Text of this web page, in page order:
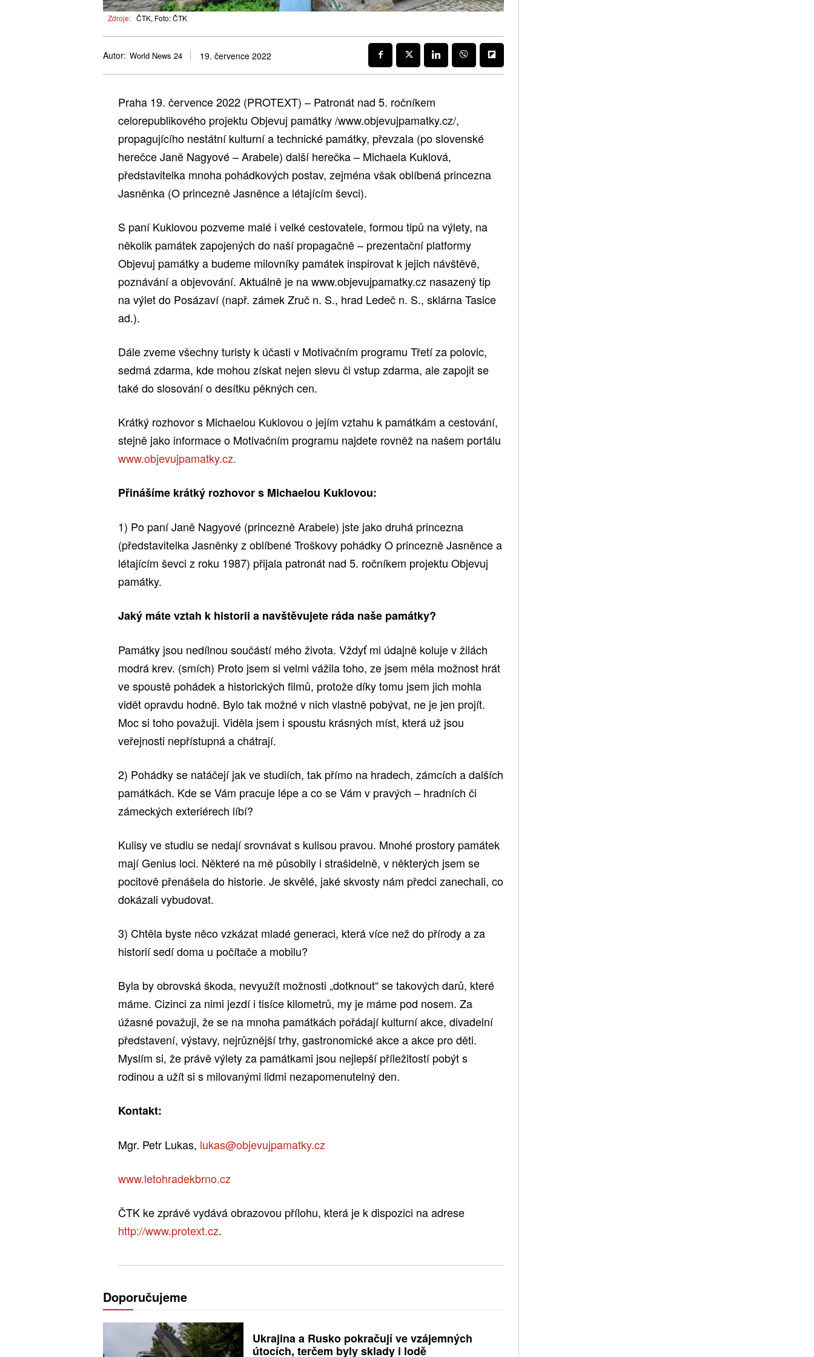
Zdroje: ČTK, Foto: ČTK
Autor: World News 24 19. července 2022
Praha 19. července 2022 (PROTEXT) – Patronát nad 5. ročníkem
celorepublikového projektu Objevuj památky /www.objevujpamatky.cz/,
propagujícího nestátní kulturní a technické památky, převzala (po slovenské
herečce Janě Nagyové – Arabele) další herečka – Michaela Kuklová,
představitelka mnoha pohádkových postav, zejména však oblíbená princezna
Jasněnka (O princezně Jasněnce a létajícím ševci).
S paní Kuklovou pozveme malé i velké cestovatele, formou tipů na výlety, na
několik památek zapojených do naší propagačně – prezentační platformy
Objevuj památky a budeme milovníky památek inspirovat k jejich návštěvě,
poznávání a objevování. Aktuálně je na www.objevujpamatky.cz nasazený tip
na výlet do Posázaví (např. zámek Zruč n. S., hrad Ledeč n. S., sklárna Tasice
ad.).
Dále zveme všechny turisty k účasti v Motivačním programu Třetí za polovic,
sedmá zdarma, kde mohou získat nejen slevu či vstup zdarma, ale zapojit se
také do slosování o desítku pěkných cen.
Krátký rozhovor s Michaelou Kuklovou o jejím vztahu k památkám a cestování,
stejně jako informace o Motivačním programu najdete rovněž na našem portálu
www.objevujpamatky.cz.
Přinášíme krátký rozhovor s Michaelou Kuklovou:
1) Po paní Janě Nagyové (princezně Arabele) jste jako druhá princezna
(představitelka Jasněnky z oblíbené Troškovy pohádky O princezně Jasněnce a
létajícím ševci z roku 1987) přijala patronát nad 5. ročníkem projektu Objevuj
památky.
Jaký máte vztah k historii a navštěvujete ráda naše památky?
Památky jsou nedílnou součástí mého života. Vždyť mi údajně koluje v žilách
modrá krev. (smích) Proto jsem si velmi vážila toho, ze jsem měla možnost hrát
ve spoustě pohádek a historických filmů, protože díky tomu jsem jich mohla
vidět opravdu hodně. Bylo tak možné v nich vlastně pobývat, ne je jen projít.
Moc si toho považuji. Viděla jsem i spoustu krásných míst, která už jsou
veřejnosti nepřístupná a chátrají.
2) Pohádky se natáčejí jak ve studiích, tak přímo na hradech, zámcích a dalších
památkách. Kde se Vám pracuje lépe a co se Vám v pravých – hradních či
zámeckých exteriérech líbí?
Kulisy ve studiu se nedají srovnávat s kulisou pravou. Mnohé prostory památek
mají Genius loci. Některé na mě působily i strašidelně, v některých jsem se
pocitově přenášela do historie. Je skvělé, jaké skvosty nám předci zanechali, co
dokázali vybudovat.
3) Chtěla byste něco vzkázat mladé generaci, která více než do přírody a za
historií sedí doma u počítače a mobilu?
Byla by obrovská škoda, nevyužít možnosti „dotknout“ se takových darů, které
máme. Cizinci za nimi jezdí i tisíce kilometrů, my je máme pod nosem. Za
úžasné považuji, že se na mnoha památkách pořádají kulturní akce, divadelní
představení, výstavy, nejrůznější trhy, gastronomické akce a akce pro děti.
Myslím si, že právě výlety za památkami jsou nejlepší příležitostí pobýt s
rodinou a užít si s milovanými lidmi nezapomenutelný den.
Kontakt:
Mgr. Petr Lukas, lukas@objevujpamatky.cz
www.letohradekbrno.cz
ČTK ke zprávě vydává obrazovou přílohu, která je k dispozici na adrese
http://www.protext.cz.
Doporučujeme
Ukrajina a Rusko pokračují ve vzájemných
útocích, terčem byly sklady i lodě